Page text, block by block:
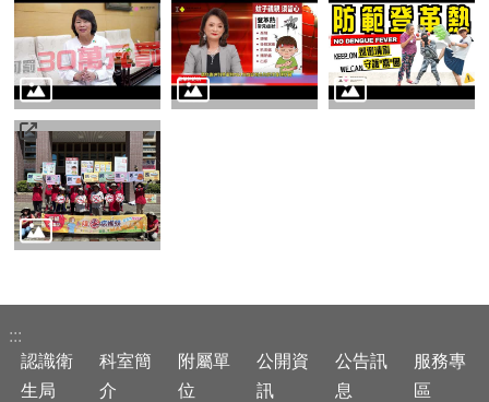
私
權
政
策
資
料
開
放
宣
告
:::
認識衛
生局
科室簡
介
附屬單
位
公開資
訊
公告訊
息
服務專
區